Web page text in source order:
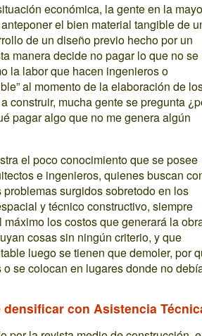
económica, la gente en la
el bien material tangible de
de un diseño previo hecho por un
manera decide no pagar lo que no se
la labor que hacen ingenieros o
al momento de la elaboración de
construir, mucha gente se pregunta
pagar algo que no me genera algún
el poco conocimiento que se posee
e ingenieros, quienes buscan
surgidos sobretodo en los
y técnico constructivo, siempre
los costos que generará la
cosas sin ningún criterio, y que
luego se tienen que demoler, por
se colocan en lugares donde no
con Asistencia